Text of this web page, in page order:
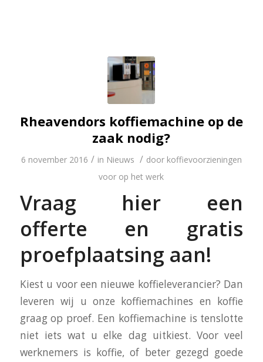
Rheavendors koffiemachine op de
zaak nodig?
6 november 2016 / in Nieuws / door koffievoorzieningen
voor op het werk
Vraag hier een
offerte en gratis
proefplaatsing aan!
Kiest u voor een nieuwe koffieleverancier? Dan
leveren wij u onze koffiemachines en koffie
graag op proef. Een koffiemachine is tenslotte
niet iets wat u elke dag uitkiest. Voor veel
werknemers is koffie, of beter gezegd goede